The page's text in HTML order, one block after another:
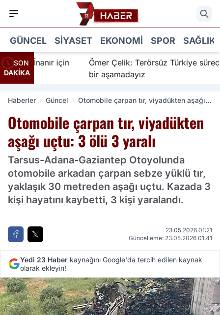
GÜNCEL SIYASET EKONOMI SPOR SAĞLIK
SON
DAKİKA
İnanır için
Ömer Çelik: Terörsüz Türkiye sürecinde
bir aşamadayız
Haberler Güncel
Otomobile çarpan tır, viyadükten aşağı
Otomobile çarpan tır, viyadükten
aşağı uçtu: 3 ölü 3 yaralı
Tarsus-Adana-Gaziantep Otoyolunda
otomobile arkadan çarpan sebze yüklü tır,
yaklaşık 30 metreden aşağı uçtu. Kazada 3
kişi hayatını kaybetti, 3 kişi yaralandı.
23.05.2026 01:21
Güncelleme: 23.05.2026 01:41
Yedi 23 Haber kaynağını Google'da tercih edilen kaynak
olarak ekleyin!